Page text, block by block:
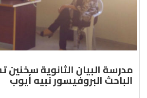
مدرسة البيان الثانوية
الباحث البروفيسور نبيه أيوب